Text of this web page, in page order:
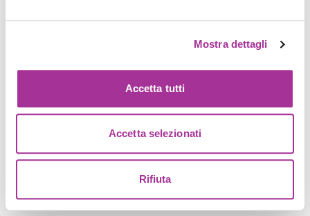
Mostra dettagli
Accetta tutti
Accetta selezionati
Rifiuta